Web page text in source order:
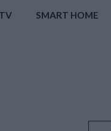
SMART HOME